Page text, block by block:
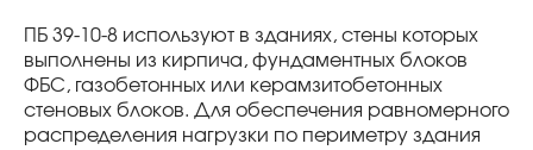
ПБ 39-10-8 используют в зданиях, стены которых
выполнены из кирпича, фундаментных блоков
ФБС, газобетонных или керамзитобетонных
стеновых блоков. Для обеспечения равномерного
распределения нагрузки по периметру здания